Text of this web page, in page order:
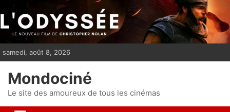
i
p
n
samedi, août 8, 2026
Mondociné
Le site des amoureux de tous les cinémas